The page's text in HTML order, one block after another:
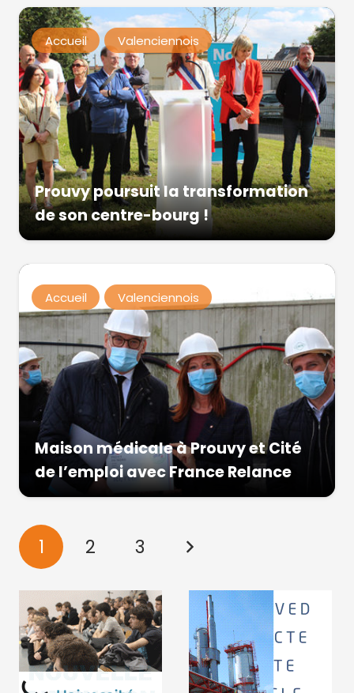
Accueil Valenciennois
Prouvy poursuit la transformation
de son centre-bourg !
Accueil Valenciennois
Maison médicale à Prouvy et Cité
de l’emploi avec France Relance
1 2 3